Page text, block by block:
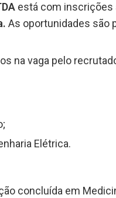
está com inscrições
As oportunidades são
na vaga pelo
Elétrica.
concluída em